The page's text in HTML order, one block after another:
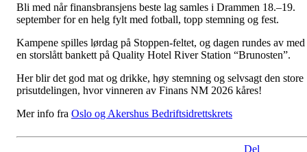
Bli med når finansbransjens beste lag samles i Drammen 18.–19.
september for en helg fylt med fotball, topp stemning og fest.
Kampene spilles lørdag på Stoppen-feltet, og dagen rundes av med
en storslått bankett på Quality Hotel River Station “Brunosten”.
Her blir det god mat og drikke, høy stemning og selvsagt den store
prisutdelingen, hvor vinneren av Finans NM 2026 kåres!
Mer info fra Oslo og Akershus Bedriftsidrettskrets
Del